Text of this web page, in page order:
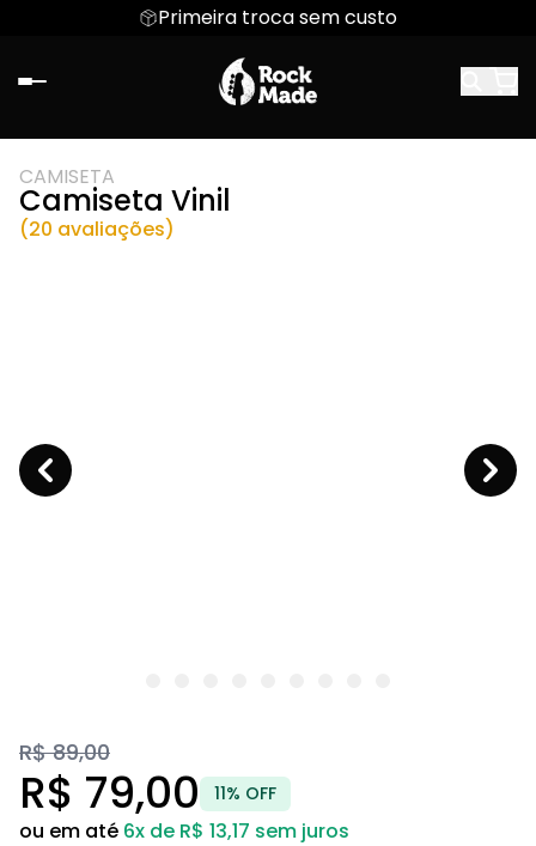
Primeira troca sem custo
CAMISETA
Camiseta Vinil
(20 avaliações)
R$ 89,00
R$ 79,00 11% OFF
ou em até 6x de R$ 13,17 sem juros